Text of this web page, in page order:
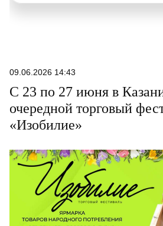
09.06.2026 14:43
С 23 по 27 июня в
очередной торговый
«Изобилие»